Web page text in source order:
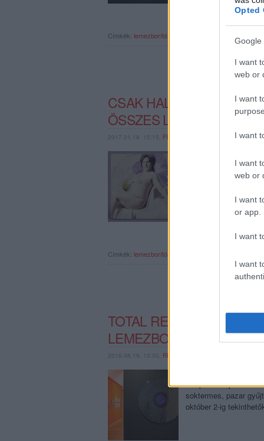
Opted
Google
I want
web or
I want
I want
I want
web or
I want
or app.
I want
I want
Címkék: lemezborító
CSAK HALLUCINÁLOK,
ÖSSZES
2017.01.18. 15:15, FRONTRECORDER
rekonstruálva, arcra
ötletet láttunk már a
Címkék: lemezborító
TOTAL RECORDS:
LEMEZBORÍTÓ-
2016.06.19. 13:00, RERECORDER
Total Records -
Központban június
soktermes, pazar
október 2-ig